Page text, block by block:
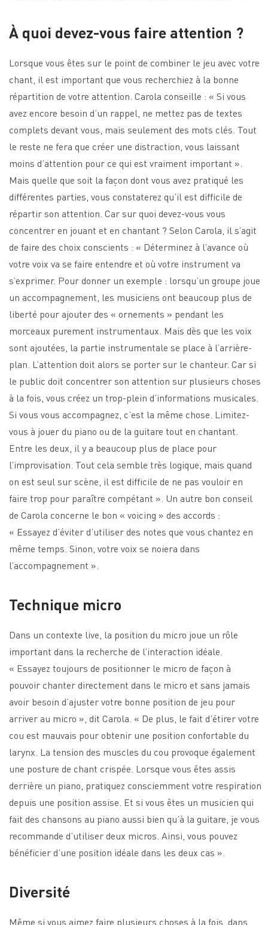
À quoi devez-vous faire attention ?
Lorsque vous êtes sur le point de combiner le jeu avec votre
chant, il est important que vous recherchiez à la bonne
répartition de votre attention. Carola conseille : « Si vous
avez encore besoin d’un rappel, ne mettez pas de textes
complets devant vous, mais seulement des mots clés. Tout
le reste ne fera que créer une distraction, vous laissant
moins d’attention pour ce qui est vraiment important ».
Mais quelle que soit la façon dont vous avez pratiqué les
différentes parties, vous constaterez qu’il est difficile de
répartir son attention. Car sur quoi devez-vous vous
concentrer en jouant et en chantant ? Selon Carola, il s’agit
de faire des choix conscients : « Déterminez à l’avance où
votre voix va se faire entendre et où votre instrument va
s’exprimer. Pour donner un exemple : lorsqu’un groupe joue
un accompagnement, les musiciens ont beaucoup plus de
liberté pour ajouter des « ornements » pendant les
morceaux purement instrumentaux. Mais dès que les voix
sont ajoutées, la partie instrumentale se place à l’arrière-
plan. L’attention doit alors se porter sur le chanteur. Car si
le public doit concentrer son attention sur plusieurs choses
à la fois, vous créez un trop-plein d’informations musicales.
Si vous vous accompagnez, c’est la même chose. Limitez-
vous à jouer du piano ou de la guitare tout en chantant.
Entre les deux, il y a beaucoup plus de place pour
l’improvisation. Tout cela semble très logique, mais quand
on est seul sur scène, il est difficile de ne pas vouloir en
faire trop pour paraître compétant ». Un autre bon conseil
de Carola concerne le bon « voicing » des accords :
« Essayez d’éviter d’utiliser des notes que vous chantez en
même temps. Sinon, votre voix se noiera dans
l’accompagnement ».
Technique micro
Dans un contexte live, la position du micro joue un rôle
important dans la recherche de l’interaction idéale.
« Essayez toujours de positionner le micro de façon à
pouvoir chanter directement dans le micro et sans jamais
avoir besoin d’ajuster votre bonne position de jeu pour
arriver au micro », dit Carola. « De plus, le fait d’étirer votre
cou est mauvais pour obtenir une position confortable du
larynx. La tension des muscles du cou provoque également
une posture de chant crispée. Lorsque vous êtes assis
derrière un piano, pratiquez consciemment votre respiration
depuis une position assise. Et si vous êtes un musicien qui
fait des chansons au piano aussi bien qu’à la guitare, je vous
recommande d’utiliser deux micros. Ainsi, vous pouvez
bénéficier d’une position idéale dans les deux cas ».
Diversité
Même si vous aimez faire plusieurs choses à la fois, dans